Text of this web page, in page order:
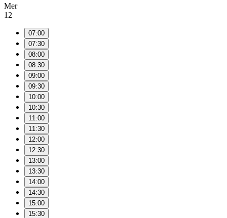
Mer
12
07:00
07:30
08:00
08:30
09:00
09:30
10:00
10:30
11:00
11:30
12:00
12:30
13:00
13:30
14:00
14:30
15:00
15:30